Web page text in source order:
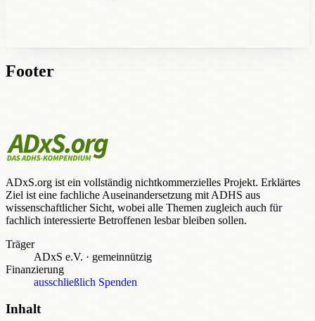
Footer
ADxS.org ist ein vollständig nichtkommerzielles Projekt. Erklärtes
Ziel ist eine fachliche Auseinandersetzung mit ADHS aus
wissenschaftlicher Sicht, wobei alle Themen zugleich auch für
fachlich interessierte Betroffenen lesbar bleiben sollen.
Träger
ADxS e.V. · gemeinnützig
Finanzierung
ausschließlich Spenden
Inhalt